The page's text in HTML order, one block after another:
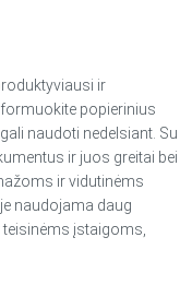
ir
popierinius
naudoti nedelsiant. Su
ir juos greitai bei
ir vidutinėms
naudojama daug
teisinėms įstaigoms,